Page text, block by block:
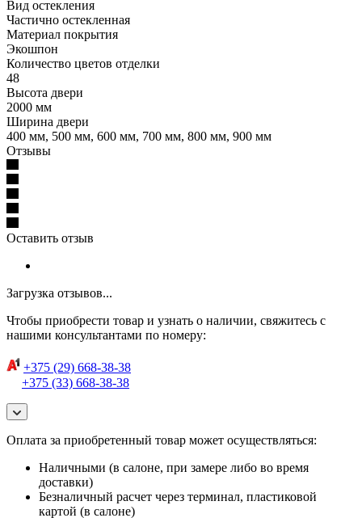
Вид остекления
Частично остекленная
Материал покрытия
Экошпон
Количество цветов отделки
48
Высота двери
2000 мм
Ширина двери
400 мм, 500 мм, 600 мм, 700 мм, 800 мм, 900 мм
Отзывы
Оставить отзыв
Загрузка отзывов...
Чтобы приобрести товар и узнать о наличии, свяжитесь с
нашими консультантами по номеру:
+375 (29) 668-38-38
+375 (33) 668-38-38
Оплата за приобретенный товар может осуществляться:
Наличными (в салоне, при замере либо во время
доставки)
Безналичный расчет через терминал, пластиковой
картой (в салоне)